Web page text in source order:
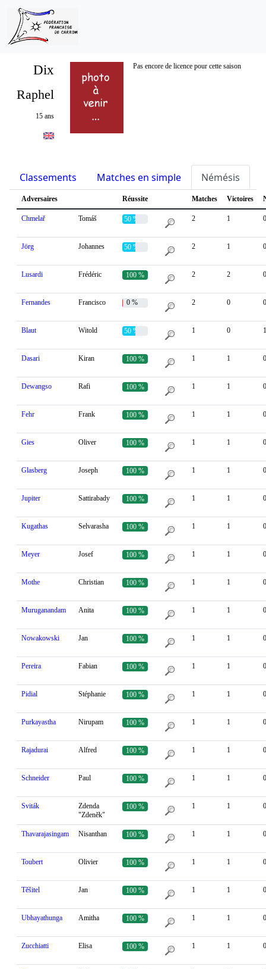
Dix Pas encore de licence pour cette saison
Raphel
15 ans
Classements Matches en simple Némésis
Adversaires Réussite Matches Victoires
Chmelař Tomáš 50 % 2 1 0
Jörg Johannes 50 % 2 1 0
Lusardi Frédéric 100 % 2 2 0
Fernandes Francisco 0 % 2 0 0
Blaut Witold 50 % 1 0 1
Dasari Kiran 100 % 1 1 0
Dewangso Rafi 100 % 1 1 0
Fehr Frank 100 % 1 1 0
Gies Oliver 100 % 1 1 0
Glasberg Joseph 100 % 1 1 0
Jupiter Sattirabady 100 % 1 1 0
Kugathas Selvarasha 100 % 1 1 0
Meyer Josef 100 % 1 1 0
Mothe Christian 100 % 1 1 0
Muruganandam Anita 100 % 1 1 0
Nowakowski Jan 100 % 1 1 0
Pereira Fabian 100 % 1 1 0
Pidial Stéphanie 100 % 1 1 0
Purkayastha Nirupam 100 % 1 1 0
Rajadurai Alfred 100 % 1 1 0
Schneider Paul 100 % 1 1 0
Sviták
Zdenda
"Zdeněk"
100 % 1 1 0
Thavarajasingam Nisanthan 100 % 1 1 0
Toubert Olivier 100 % 1 1 0
Těšitel Jan 100 % 1 1 0
Ubhayathunga Amitha 100 % 1 1 0
Zucchiatti Elisa 100 % 1 1 0